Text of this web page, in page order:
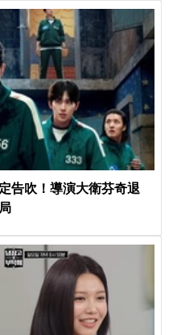
告吹！導演大衛芬奇退